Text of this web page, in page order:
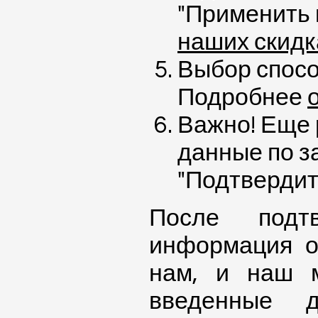
"Применить
наших
Выбор
Подробнее
Важно! Еще
данные по
После
информация
нам, и наш
введенные